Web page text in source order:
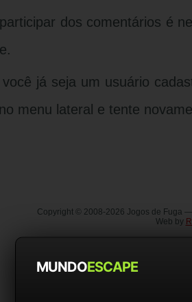
MUNDOESCAPE
dos comentários é
você já seja um usuário
no menu lateral e tente
Copyright © 2008-2026 Jogos de Fuga
Web by